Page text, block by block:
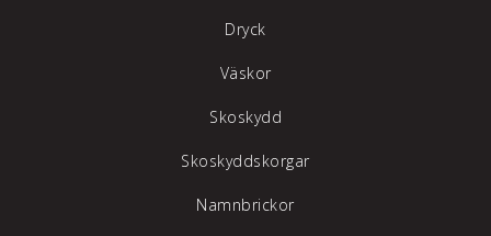
Dryck
Väskor
Skoskydd
Skoskyddskorgar
Namnbrickor